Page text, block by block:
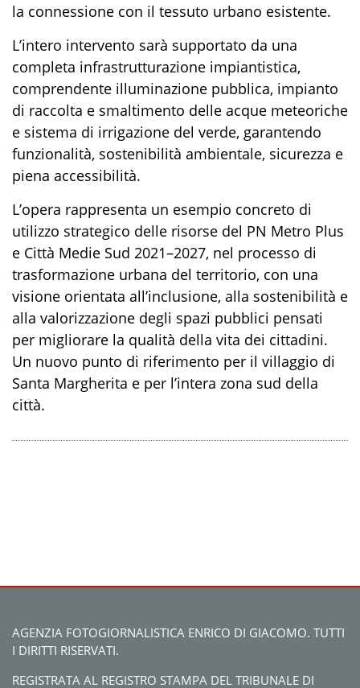
la connessione con il tessuto urbano esistente.
L’intero intervento sarà supportato da una
completa infrastrutturazione impiantistica,
comprendente illuminazione pubblica, impianto
di raccolta e smaltimento delle acque meteoriche
e sistema di irrigazione del verde, garantendo
funzionalità, sostenibilità ambientale, sicurezza e
piena accessibilità.
L’opera rappresenta un esempio concreto di
utilizzo strategico delle risorse del PN Metro Plus
e Città Medie Sud 2021–2027, nel processo di
trasformazione urbana del territorio, con una
visione orientata all’inclusione, alla sostenibilità e
alla valorizzazione degli spazi pubblici pensati
per migliorare la qualità della vita dei cittadini.
Un nuovo punto di riferimento per il villaggio di
Santa Margherita e per l’intera zona sud della
città.
AGENZIA FOTOGIORNALISTICA ENRICO DI GIACOMO. TUTTI
I DIRITTI RISERVATI.
REGISTRATA AL REGISTRO STAMPA DEL TRIBUNALE DI